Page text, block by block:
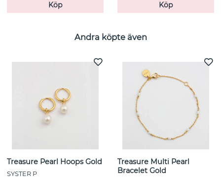
Köp
Köp
Andra köpte även
Treasure Pearl Hoops Gold
SYSTER P
Treasure Multi Pearl
Bracelet Gold